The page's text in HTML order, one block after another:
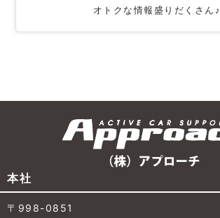
オトクな情報盛りだくさん♪
本社
〒998-0851